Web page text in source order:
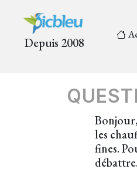
Depuis 2008
les
fines.